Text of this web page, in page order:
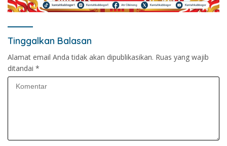
Tinggalkan Balasan
Alamat email Anda tidak akan dipublikasikan. Ruas yang wajib
ditandai *